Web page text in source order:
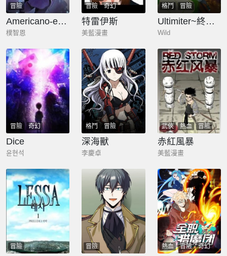
冒險
Americano-exodus
樸智恩
冒險 奇幻
特雷伊斯
美藍漫畫
格鬥 冒險
Ultimiter~終極者
Wild
冒險 奇幻
Dice
윤현석
格鬥 冒險
深海獸
李慶卓
武俠 熱血 冒險
赤紅風暴
美藍漫畫
冒險 冒險 熱血 冒險 奇幻